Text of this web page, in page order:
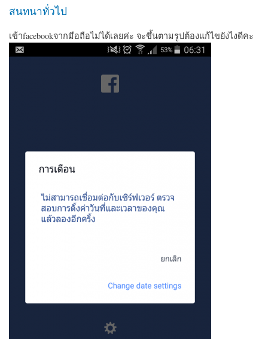
สนทนาทั่วไป
เข้าfacebookจากมือถือไม่ได้เลยค่ะ จะขึ้นตามรูปต้องแก้ไขยังไงดีคะ